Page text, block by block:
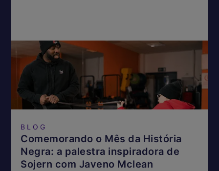
BLOG
Comemorando o Mês da História
Negra: a palestra inspiradora de
Sojern com Javeno Mclean